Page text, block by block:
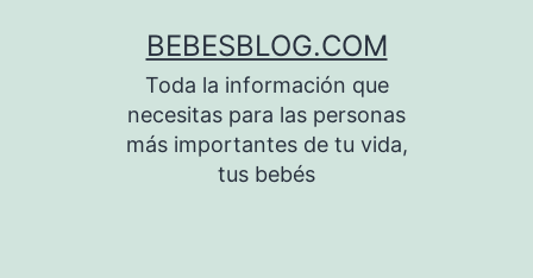
BEBESBLOG.COM
Toda la información que
necesitas para las personas
más importantes de tu vida,
tus bebés